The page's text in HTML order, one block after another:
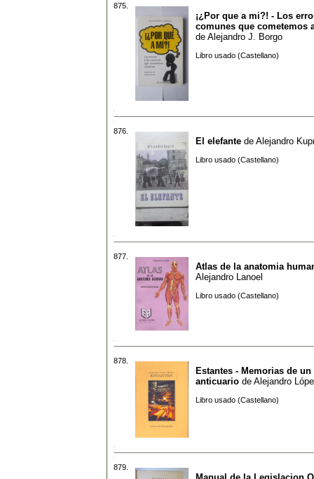
875.
¡¿Por que a mi?! - Los
comunes que cometemos
de Alejandro J. Borgo
Libro usado (Castellano)
876.
El elefante de Alejandro
Libro usado (Castellano)
877.
Atlas de la anatomia
Alejandro Lanoel
Libro usado (Castellano)
878.
Estantes - Memorias de
anticuario de Alejandro
Libro usado (Castellano)
879.